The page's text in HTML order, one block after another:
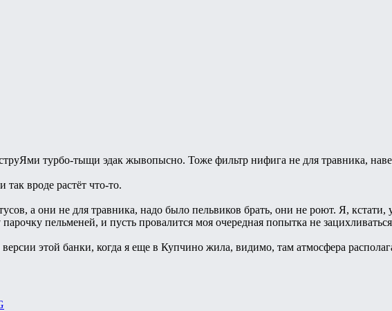
турбо-тыщи эдак жывопысно. Тоже фильтр нифига не для травника,
вроде растёт что-то.
а они не для травника, надо было пельвиков брать, они не роют. Я,
пельменей, и пусть провалится моя очередная попытка не
этой банки, когда я еще в Купчино жила, видимо, там атмосфера